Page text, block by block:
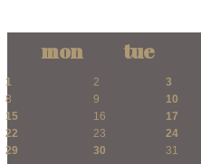
mon tue
1 2 3
8
9 10
15
16 17
22
23 24
29
30 31